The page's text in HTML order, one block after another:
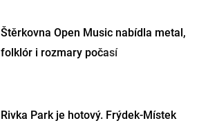
Štěrkovna Open Music nabídla metal,
folklór i rozmary počasí
Rivka Park je hotový. Frýdek-Místek